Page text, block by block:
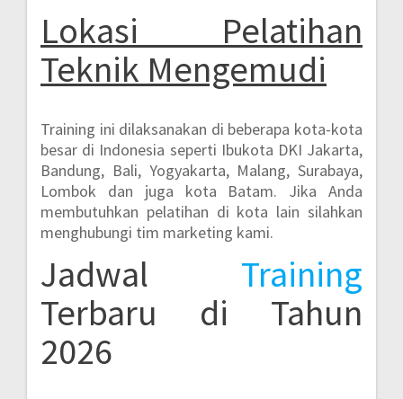
Lokasi Pelatihan
Teknik Mengemudi
Training ini dilaksanakan di beberapa kota-kota
besar di Indonesia seperti Ibukota DKI Jakarta,
Bandung, Bali, Yogyakarta, Malang, Surabaya,
Lombok dan juga kota Batam. Jika Anda
membutuhkan pelatihan di kota lain silahkan
menghubungi tim marketing kami.
Jadwal Training
Terbaru di Tahun
2026